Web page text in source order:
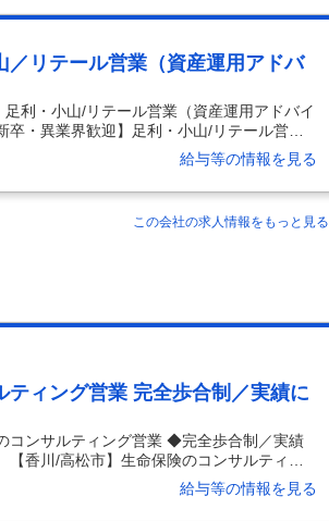
リテール営業（資産運用アドバ
利・小山/リテール営業（資産運用アドバイ
・異業界歓迎】足利・小山/リテール営業
体的な仕事内容】 【※第二新卒・異業界歓
て、リテール営業をご担当いただきます。
がよく、フラットな環境が整っていま
人・中小企業のオーナー様が中心で、特に
給与等の情報を見る
この会社の求人情報をもっと見る
ィング営業 完全歩合制／実績に
コンサルティング営業 ◆完全歩合制／実績
香川/高松市】生命保険のコンサルティン
直行直帰可 【具体的な仕事内容】 【中途
充実可能な就業環境年休123日】 ■募集背
給与等の情報を見る